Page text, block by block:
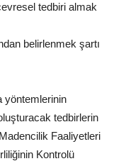
tedbiri almak
belirlenmek şartı
yöntemlerinin
tedbirlerin
Faaliyetleri
Kontrolü